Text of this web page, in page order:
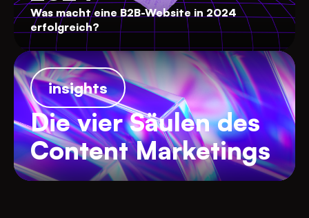
Was macht eine B2B-Website in 2024
erfolgreich?
insights
Die vier Säulen des
Content Marketings